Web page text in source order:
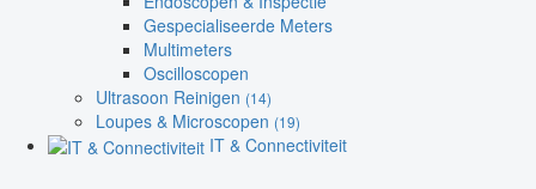
Gespecialiseerde Meters
Multimeters
Oscilloscopen
Ultrasoon Reinigen (14)
Loupes & Microscopen (19)
IT & Connectiviteit